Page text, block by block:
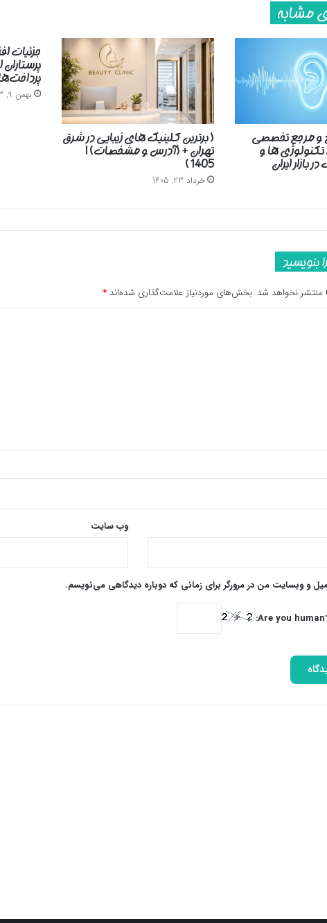
مشابه
و مرجع تخصصی
ها و
ایران
( برترین کلینیک های زیبایی در شرق
تهران + (آدرس و مشخصات) |
1405 )
خرداد 23, 1405
جزئیات
بهمن 9, 1403
بنویسید
منتشر نخواهد شد. بخش‌های موردنیاز علامت‌گذاری شده‌اند *
وب‌ سایت
و وبسایت من در مرورگر برای زمانی که دوباره دیدگاهی می‌نویسم.
Are you